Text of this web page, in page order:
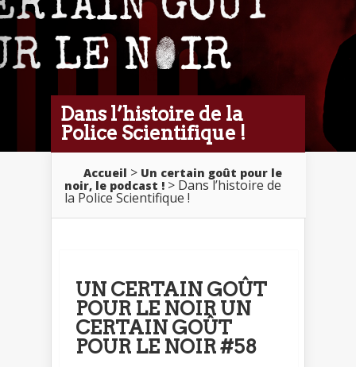
Dans l’histoire de la
Police Scientifique !
Accueil > Un certain goût pour le
noir, le podcast ! > Dans l’histoire de
la Police Scientifique !
UN CERTAIN GOÛT
POUR LE NOIR UN
CERTAIN GOÛT
POUR LE NOIR #58